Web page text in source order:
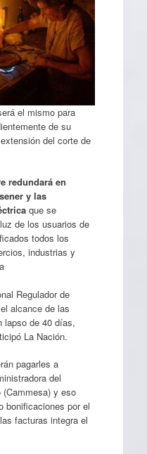
el mismo para
de su
del corte de
redundará en
y las
que se
de los usuarios de
todos los
industrias y
Regulador de
alcance de las
lapso de 40 días,
La Nación.
pagarles a
del
y eso
bonificaciones por el
facturas integra el